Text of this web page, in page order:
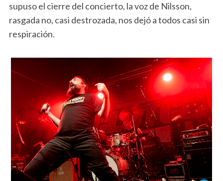
supuso el cierre del concierto, la voz de Nilsson,
rasgada no, casi destrozada, nos dejó a todos casi sin
respiración.